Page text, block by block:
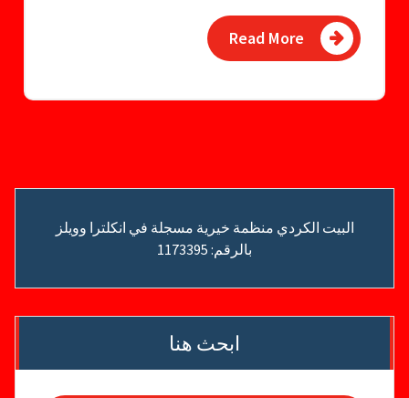
Read More
البيت الكردي منظمة خيرية مسجلة في انكلترا وويلز
بالرقم: 1173395
ابحث هنا